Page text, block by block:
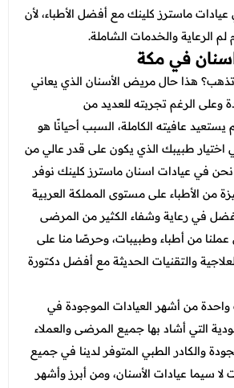
والحنجرة
ماسترز كلينك مع أفضل الأطباء، لأن
الرعاية والخدمات الشاملة.
في مكة
هذا حال مريض الأسنان الذي يعاني
وعلى الرغم تجربته للعديد من
عافيته الكاملة، السبب أحيانًا هو
اختيار طبيبك الذي يكون على قدر عالي من
نحن في عيادات اسنانماسترز كلينك نوفر
من الأطباء على مستوى المملكة العربية
في رعاية وشفاء الكثير من المرضى
من أطباء وطبيبات، وحرصًا منا على
والتقنيات الحديثة مع أفضل دكتورة
من أشهر العيادات الموجودة في
التي أشاد بها جميع المرضى والعملاء
والكادر الطبي المتوفر لدينا في جميع
سيما عيادات الأسنان، ومن أبرز وأشهر